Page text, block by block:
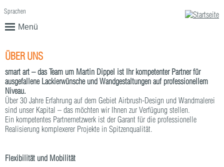
Menü
Sprachen
ÜBER UNS
smart art – das Team um Martin Dippel ist Ihr kompetenter Partner für
ausgefallene Lackierwünsche und Wandgestaltungen auf professionellem
Niveau.
Über 30 Jahre Erfahrung auf dem Gebiet Airbrush-Design und Wandmalerei
sind unser Kapital – das möchten wir Ihnen zur Verfügung stellen.
Ein kompetentes Partnernetzwerk ist der Garant für die professionelle
Realisierung komplexerer Projekte in Spitzenqualität.
Flexibilität und Mobilität